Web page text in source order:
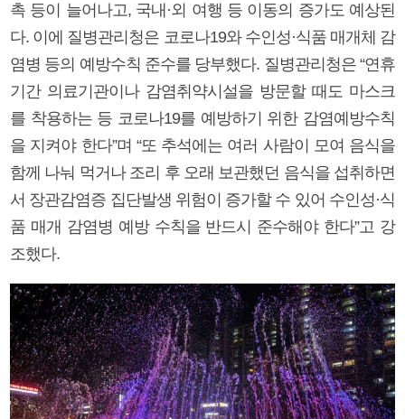
촉 등이 늘어나고, 국내·외 여행 등 이동의 증가도 예상된
다. 이에 질병관리청은 코로나19와 수인성·식품 매개체 감
염병 등의 예방수칙 준수를 당부했다. 질병관리청은 “연휴
기간 의료기관이나 감염취약시설을 방문할 때도 마스크
를 착용하는 등 코로나19를 예방하기 위한 감염예방수칙
을 지켜야 한다”며 “또 추석에는 여러 사람이 모여 음식을
함께 나눠 먹거나 조리 후 오래 보관했던 음식을 섭취하면
서 장관감염증 집단발생 위험이 증가할 수 있어 수인성·식
품 매개 감염병 예방 수칙을 반드시 준수해야 한다”고 강
조했다.